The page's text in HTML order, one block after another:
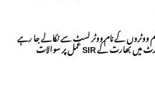
ووٹروں کے نام ووٹر لسٹ سے نکالے جا رہے